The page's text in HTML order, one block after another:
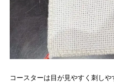
コースターは目が見やすく刺し